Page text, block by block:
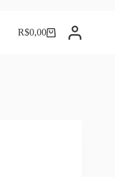
Carrinho
R$0,00